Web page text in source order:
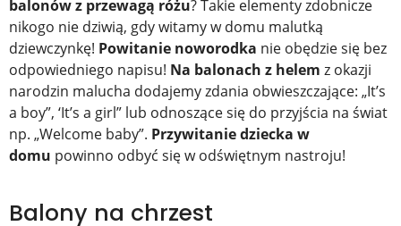
balonów z przewagą różu? Takie elementy zdobnicze
nikogo nie dziwią, gdy witamy w domu malutką
dziewczynkę! Powitanie noworodka nie obędzie się bez
odpowiedniego napisu! Na balonach z helem z okazji
narodzin malucha dodajemy zdania obwieszczające: „It’s
a boy”, ‘It’s a girl” lub odnoszące się do przyjścia na świat
np. „Welcome baby”. Przywitanie dziecka w
domu powinno odbyć się w odświętnym nastroju!
Balony na chrzest